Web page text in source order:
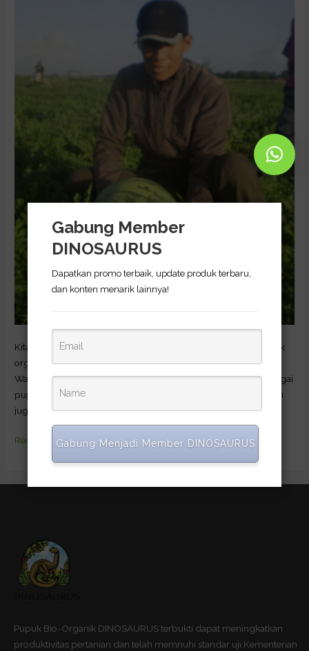
Kita harus paham membedakan antara pupuk hayati dan pupuk
organik. Perbedaan yang hakiki terkletak kepada kompisisinya.
Walau pun demikian, pupuk hayati masih dikelompokkan sebagai
pupuk organik, karena pupuk ini sangat remah lingkungan, dan
juga sehat.
Read More »
Pupuk Bio-Organik DINOSAURUS terbukti dapat meningkatkan
produktivitas pertanian dan telah memnuhi standar uji Kementerian
Gabung Member
DINOSAURUS
Dapatkan promo terbaik, update produk terbaru,
dan konten menarik lainnya!
Gabung Menjadi Member DINOSAURUS